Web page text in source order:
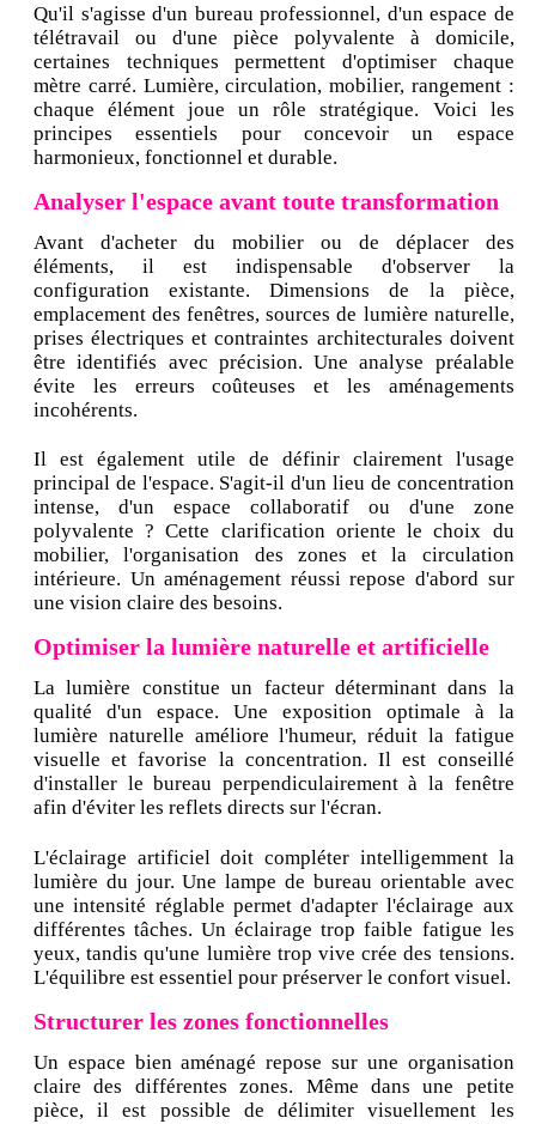
Qu'il s'agisse d'un bureau professionnel, d'un espace de
télétravail ou d'une pièce polyvalente à domicile,
certaines techniques permettent d'optimiser chaque
mètre carré. Lumière, circulation, mobilier, rangement :
chaque élément joue un rôle stratégique. Voici les
principes essentiels pour concevoir un espace
harmonieux, fonctionnel et durable.
Analyser l'espace avant toute transformation
Avant d'acheter du mobilier ou de déplacer des
éléments, il est indispensable d'observer la
configuration existante. Dimensions de la pièce,
emplacement des fenêtres, sources de lumière naturelle,
prises électriques et contraintes architecturales doivent
être identifiés avec précision. Une analyse préalable
évite les erreurs coûteuses et les aménagements
incohérents.
Il est également utile de définir clairement l'usage
principal de l'espace. S'agit-il d'un lieu de concentration
intense, d'un espace collaboratif ou d'une zone
polyvalente ? Cette clarification oriente le choix du
mobilier, l'organisation des zones et la circulation
intérieure. Un aménagement réussi repose d'abord sur
une vision claire des besoins.
Optimiser la lumière naturelle et artificielle
La lumière constitue un facteur déterminant dans la
qualité d'un espace. Une exposition optimale à la
lumière naturelle améliore l'humeur, réduit la fatigue
visuelle et favorise la concentration. Il est conseillé
d'installer le bureau perpendiculairement à la fenêtre
afin d'éviter les reflets directs sur l'écran.
L'éclairage artificiel doit compléter intelligemment la
lumière du jour. Une lampe de bureau orientable avec
une intensité réglable permet d'adapter l'éclairage aux
différentes tâches. Un éclairage trop faible fatigue les
yeux, tandis qu'une lumière trop vive crée des tensions.
L'équilibre est essentiel pour préserver le confort visuel.
Structurer les zones fonctionnelles
Un espace bien aménagé repose sur une organisation
claire des différentes zones. Même dans une petite
pièce, il est possible de délimiter visuellement les